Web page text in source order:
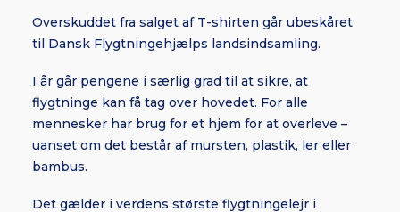
Overskuddet fra salget af T-shirten går ubeskåret
til Dansk Flygtningehjælps landsindsamling.
I år går pengene i særlig grad til at sikre, at
flygtninge kan få tag over hovedet. For alle
mennesker har brug for et hjem for at overleve –
uanset om det består af mursten, plastik, ler eller
bambus.
Det gælder i verdens største flygtningelejr i